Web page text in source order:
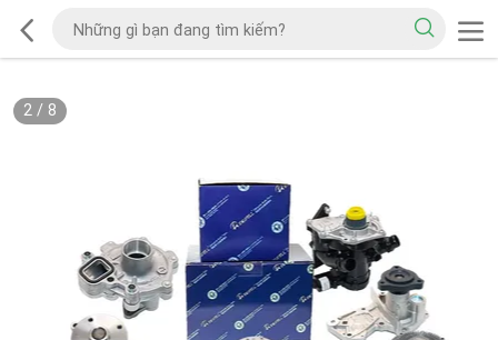
2/ 8